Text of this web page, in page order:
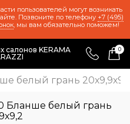
пользователей могут возникать
Позвоните по телефону +7 (495)
, мы вам обязательно поможем!
салонов KERAMA
0
белый грань
Бланше белый грань